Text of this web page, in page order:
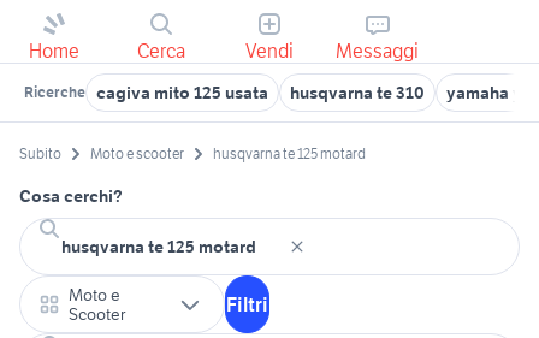
Home Cerca Vendi Messaggi
Ricerche cagiva mito 125 usata husqvarna te 310 yamaha yzf
Subito Moto e scooter husqvarna te 125 motard
Cosa cerchi?
Moto e
Scooter
Filtri